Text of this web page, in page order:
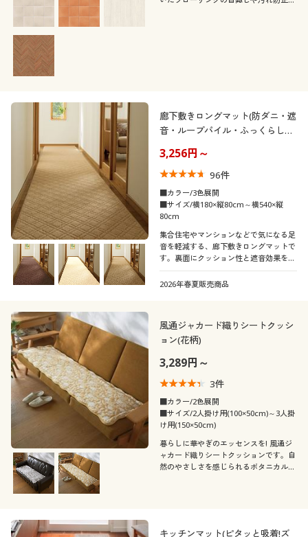
廊下敷きロングマット(防ダニ・遮
音・ループパイル・ふっくらした
3,256円～
96件
■カラー/3色展開
■サイズ/横180×縦80cm～横540×縦
80cm
集合住宅やマンションなどで気になる足
音を軽減する、廊下敷きロングマットで
す。裏面にクッション性と遮音効果を高
める厚手の特殊不織布を施し、階下への
音漏れに配慮。ふっくらした踏み心地
2026年春夏販売商品
風通ジャカード織りシートクッシ
ョン(花柄)
3,289円～
3件
■カラー/2色展開
■サイズ/2人掛け用(100×50cm)～3人掛
け用(150×50cm)
暮らしに華やぎのエッセンスを! 風通ジ
ャカード織りシートクッションです。自
然のやさしさを感じられるボタニカル柄
キッチンマット(ピタッと吸着!ズ